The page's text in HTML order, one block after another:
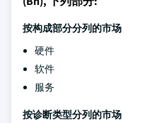
按构成部分分列的市场
硬件
软件
服务
按诊断类型分列的市场